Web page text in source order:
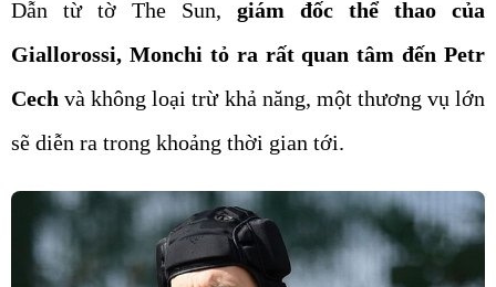
Dẫn từ tờ The Sun, giám đốc thể thao của
Giallorossi, Monchi tỏ ra rất quan tâm đến Petr
Cech và không loại trừ khả năng, một thương vụ lớn
sẽ diễn ra trong khoảng thời gian tới.